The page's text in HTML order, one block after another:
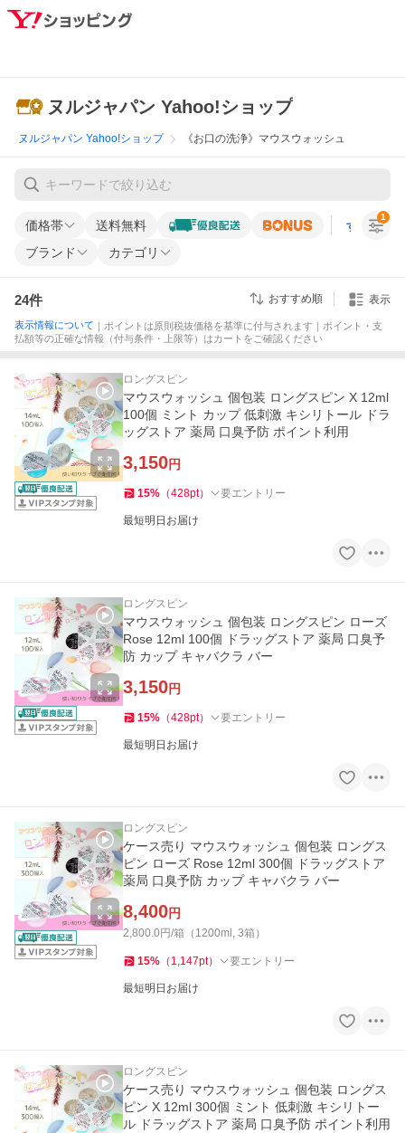
ヌルジャパン Yahoo!ショップ
ヌルジャパン Yahoo!ショップ 《お口の洗浄》マウスウォッシュ
価格帯 送料無料 すべての条
ブランド カテゴリ
1
24件 おすすめ順 表示
表示情報について ｜ポイントは原則税抜価格を基準に付与されます｜ポイント・支
払額等の正確な情報（付与条件・上限等）はカートをご確認ください
ロングスピン
マウスウォッシュ 個包装 ロングスピン X 12ml
100個 ミント カップ 低刺激 キシリトール ドラ
ッグストア 薬局 口臭予防 ポイント利用
3,150円
15% （428pt） 要エントリー
最短明日お届け
ロングスピン
マウスウォッシュ 個包装 ロングスピン ローズ
Rose 12ml 100個 ドラッグストア 薬局 口臭予
防 カップ キャバクラ バー
3,150円
15% （428pt） 要エントリー
最短明日お届け
ロングスピン
ケース売り マウスウォッシュ 個包装 ロングス
ピン ローズ Rose 12ml 300個 ドラッグストア
薬局 口臭予防 カップ キャバクラ バー
8,400円
2,800.0円/箱（1200ml, 3箱）
15% （ 1,147pt） 要エントリー
最短明日お届け
ロングスピン
ケース売り マウスウォッシュ 個包装 ロングス
ピン X 12ml 300個 ミント 低刺激 キシリトー
ル ドラッグストア 薬局 口臭予防 ポイント利用